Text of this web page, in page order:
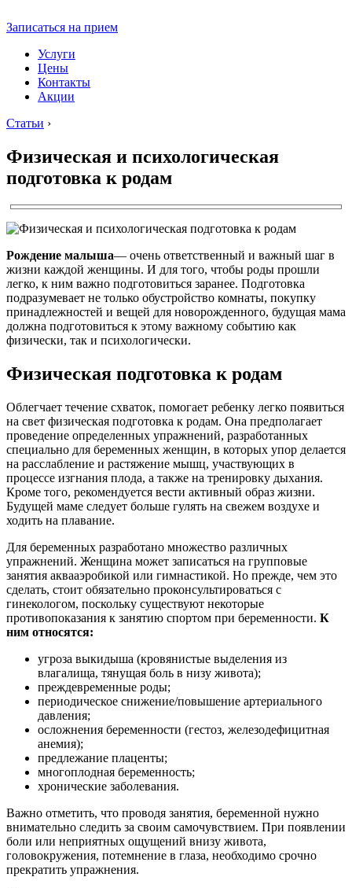
Записаться на прием
Услуги
Цены
Контакты
Акции
Статьи ›
Физическая и психологическая
подготовка к родам
Рождение малыша— очень ответственный и важный шаг в
жизни каждой женщины. И для того, чтобы роды прошли
легко, к ним важно подготовиться заранее. Подготовка
подразумевает не только обустройство комнаты, покупку
принадлежностей и вещей для новорожденного, будущая мама
должна подготовиться к этому важному событию как
физически, так и психологически.
Физическая подготовка к родам
Облегчает течение схваток, помогает ребенку легко появиться
на свет физическая подготовка к родам. Она предполагает
проведение определенных упражнений, разработанных
специально для беременных женщин, в которых упор делается
на расслабление и растяжение мышц, участвующих в
процессе изгнания плода, а также на тренировку дыхания.
Кроме того, рекомендуется вести активный образ жизни.
Будущей маме следует больше гулять на свежем воздухе и
ходить на плавание.
Для беременных разработано множество различных
упражнений. Женщина может записаться на групповые
занятия аквааэробикой или гимнастикой. Но прежде, чем это
сделать, стоит обязательно проконсультироваться с
гинекологом, поскольку существуют некоторые
противопоказания к занятию спортом при беременности. К
ним относятся:
угроза выкидыша (кровянистые выделения из
влагалища, тянущая боль в низу живота);
преждевременные роды;
периодическое снижение/повышение артериального
давления;
осложнения беременности (гестоз, железодефицитная
анемия);
предлежание плаценты;
многоплодная беременность;
хронические заболевания.
Важно отметить, что проводя занятия, беременной нужно
внимательно следить за своим самочувствием. При появлении
боли или неприятных ощущений внизу живота,
головокружения, потемнение в глаза, необходимо срочно
прекратить упражнения.